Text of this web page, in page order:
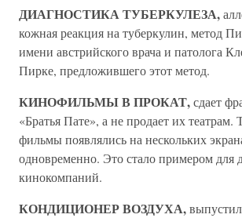
ДИАГНОСТИКА ТУБЕРКУЛЕЗА,
кожная реакция на туберкулин, метод
имени австрийского врача и патолога
Пирке, предложившего этот метод.
КИНОФИЛЬМЫ В ПРОКАТ,сдает
«Братья Пате», а не продает их театрам.
фильмы появлялись на нескольких
одновременно. Это стало примером для
кинокомпаний.
КОНДИЦИОНЕР ВОЗДУХА,